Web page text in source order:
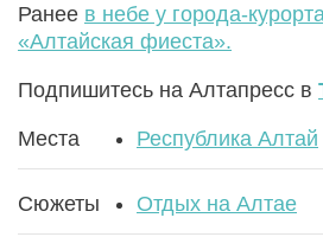
Ранее в небе у города-
«Алтайская фиеста».
Подпишитесь на Алтапресс в
Места Республика Алтай
Сюжеты Отдых на Алтае